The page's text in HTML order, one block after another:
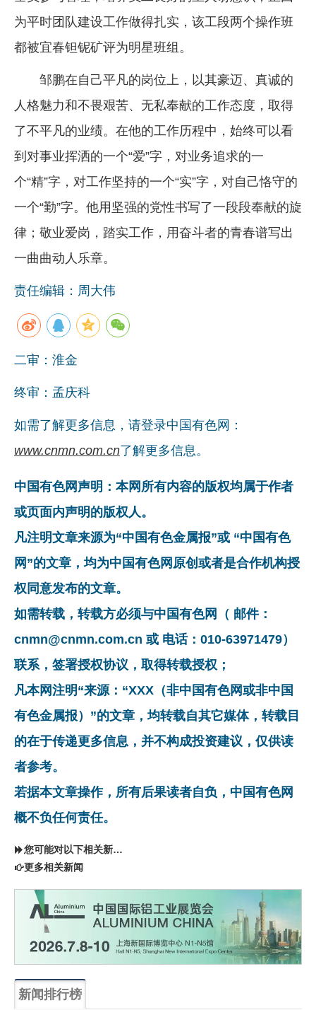
为平时团队建设工作做得扎实，该工段两个操作班
都被宜春钽铌矿评为明星班组。
邹鹏在自己平凡的岗位上，以其豪迈、真诚的
人格魅力和不畏艰苦、无私奉献的工作态度，取得
了不平凡的业绩。在他的工作历程中，始终可以看
到对事业挥洒的一个“爱”字，对业务追求的一
个“精”字，对工作坚持的一个“实”字，对自己恪守的
一个“勤”字。他用坚强的党性书写了一段段奉献的旋
律；敬业爱岗，踏实工作，用奋斗者的青春谱写出
一曲曲动人乐章。
责任编辑：周大伟
二审：淮金
终审：孟庆科
如需了解更多信息，请登录中国有色网：
www.cnmn.com.cn了解更多信息。
中国有色网声明：本网所有内容的版权均属于作者
或页面内声明的版权人。
凡注明文章来源为“中国有色金属报”或 “中国有色
网”的文章，均为中国有色网原创或者是合作机构授
权同意发布的文章。
如需转载，转载方必须与中国有色网（ 邮件：
cnmn@cnmn.com.cn 或 电话：010-63971479）
联系，签署授权协议，取得转载授权；
凡本网注明“来源：“XXX（非中国有色网或非中国
有色金属报）”的文章，均转载自其它媒体，转载目
的在于传递更多信息，并不构成投资建议，仅供读
者参考。
若据本文章操作，所有后果读者自负，中国有色网
概不负任何责任。
您可能对以下相关新闻同样感兴趣
更多相关新闻
新闻排行榜